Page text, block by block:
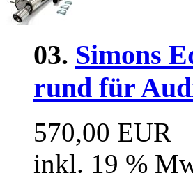
03. Simons
rund für
570,00 EUR
inkl. 19 %